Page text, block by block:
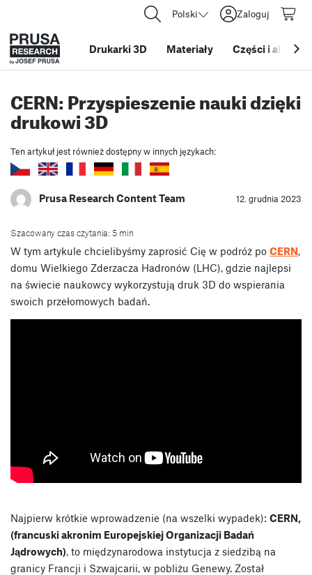
Polski Zaloguj
Drukarki 3D Materiały Części i
CERN: Przyspieszenie nauki dzięki
drukowi 3D
Ten artykuł jest również dostępny w innych językach:
Prusa Research Content Team 12. grudnia 2023
Szacowany czas czytania: 5 min
W tym artykule chcielibyśmy zaprosić Cię w podróż po CERN,
domu Wielkiego Zderzacza Hadronów (LHC), gdzie najlepsi
na świecie naukowcy wykorzystują druk 3D do wspierania
swoich przełomowych badań.
Najpierw krótkie wprowadzenie (na wszelki wypadek): CERN,
(francuski akronim Europejskiej Organizacji Badań
Jądrowych), to międzynarodowa instytucja z siedzibą na
granicy Francji i Szwajcarii, w pobliżu Genewy. Został